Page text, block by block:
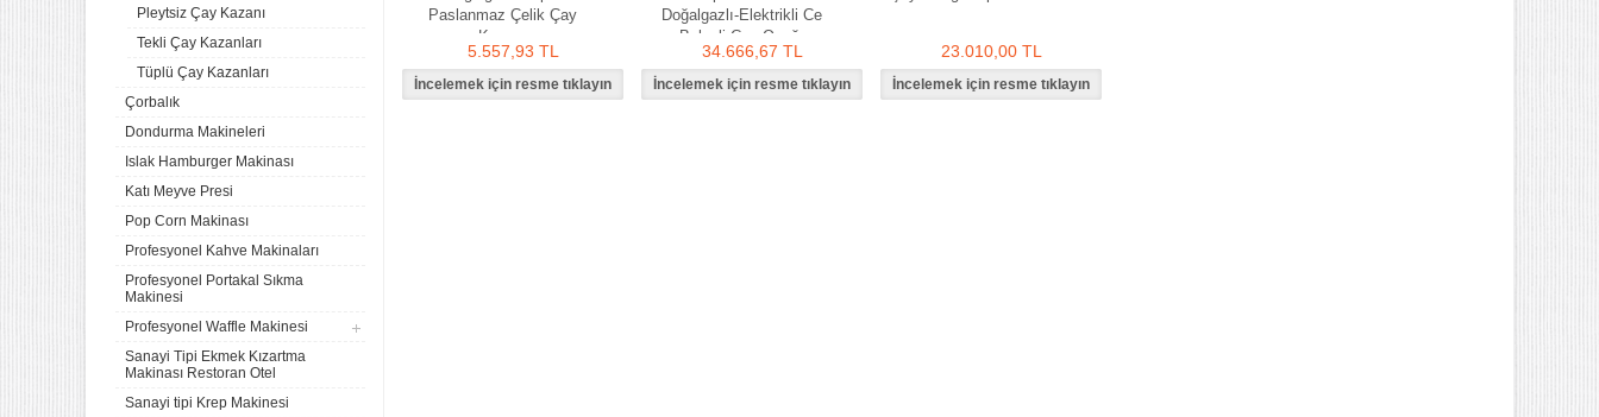
Pleytsiz Çay Kazanı
Tekli Çay Kazanları
Tüplü Çay Kazanları
Çorbalık
Dondurma Makineleri
Islak Hamburger Makinası
Katı Meyve Presi
Pop Corn Makinası
Profesyonel Kahve Makinaları
Profesyonel Portakal Sıkma
Makinesi
Profesyonel Waffle Makinesi
Sanayi Tipi Ekmek Kızartma
Makinası Restoran Otel
Sanayi tipi Krep Makinesi
Paslanmaz Çelik Çay
Kazanı
5.557,93 TL
Doğalgazlı-Elektrikli Ce
Belgeli Çay Ocağı
34.666,67 TL 23.010,00 TL